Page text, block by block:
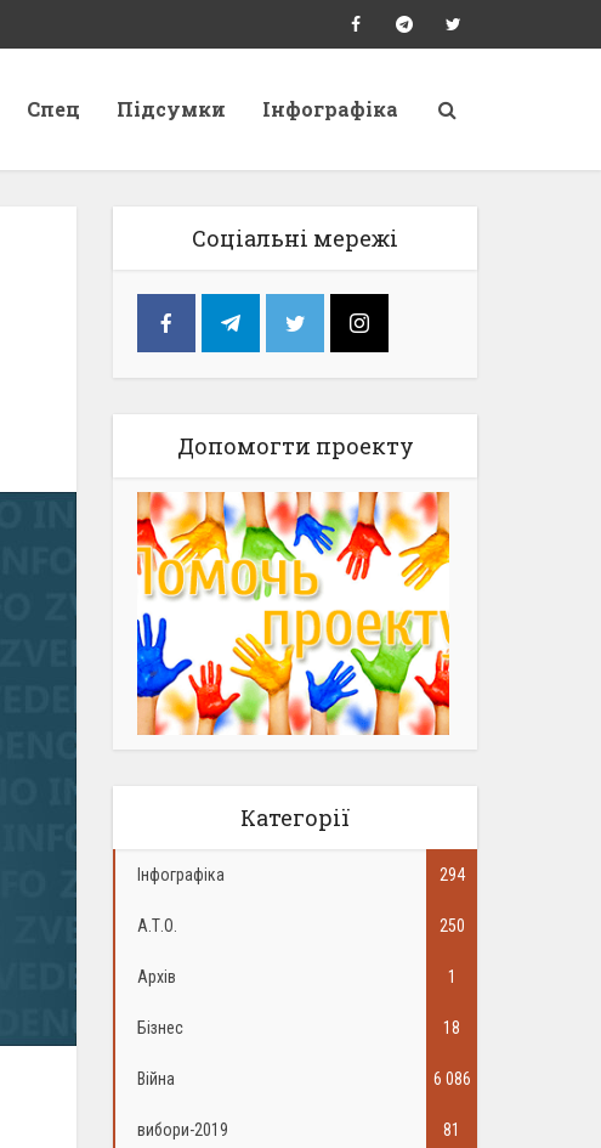
Спец Підсумки Інфографіка
Соціальні мережі
Допомогти проекту
Категорії
Інфографіка 294
А.Т.О. 250
Архів 1
Бізнес 18
Війна 6 086
вибори-2019 81